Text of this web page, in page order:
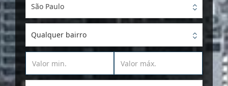
São Paulo
Qualquer bairro